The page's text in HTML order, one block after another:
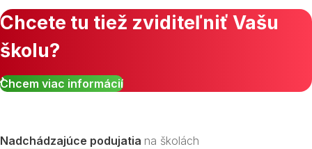
Chcete tu tiež zviditeľniť Vašu
školu?
Chcem viac informácií
Nadchádzajúce podujatia na školách